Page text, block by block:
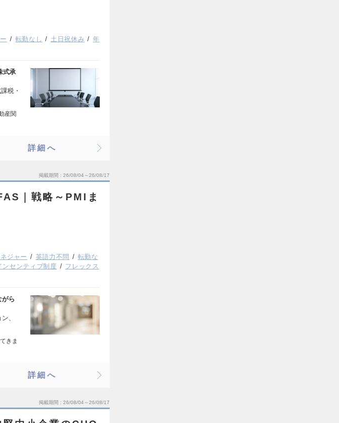
転勤なし 土日祝休み
年
式承
税・
産関
詳細へ
掲載期間 26/08/04～26/08/17
｜戦略～PMIま
ジャー 英語力不問
転勤な
ンセンティブ制度
フレックス
がら
、
きま
詳細へ
掲載期間 26/08/04～26/08/17